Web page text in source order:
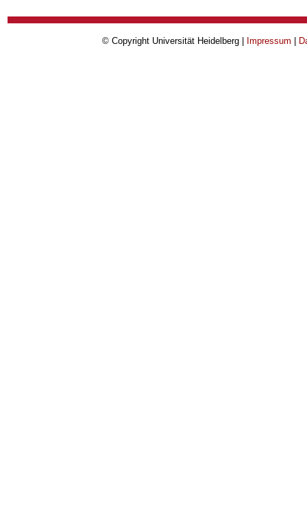
© Copyright Universität Heidelberg | Impressum |